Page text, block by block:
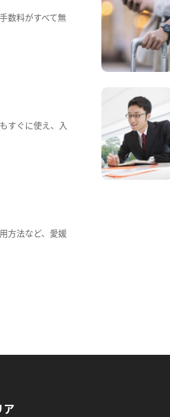
数料がすべて無
すぐに使え、入
方法など、愛媛
ア